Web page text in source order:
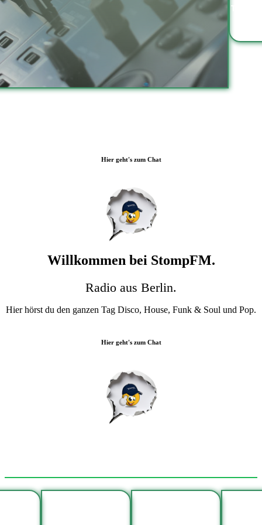
Hier geht's zum Chat
Willkommen bei StompFM.
Radio aus Berlin.
Hier hörst du den ganzen Tag Disco, House, Funk & Soul und Pop.
Hier geht's zum Chat